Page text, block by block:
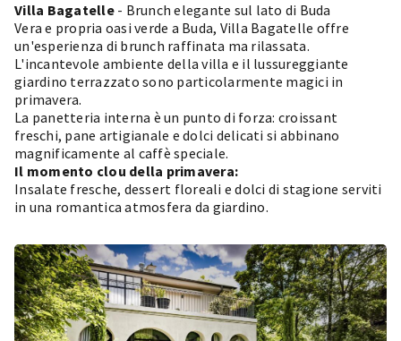
Villa Bagatelle- Brunch elegante sul lato di Buda
Vera e propria oasi verde a Buda, Villa Bagatelle offre
un'esperienza di brunch raffinata ma rilassata.
L'incantevole ambiente della villa e il lussureggiante
giardino terrazzato sono particolarmente magici in
primavera.
La panetteria interna è un punto di forza: croissant
freschi, pane artigianale e dolci delicati si abbinano
magnificamente al caffè speciale.
Il momento clou della primavera:
Insalate fresche, dessert floreali e dolci di stagione serviti
in una romantica atmosfera da giardino.